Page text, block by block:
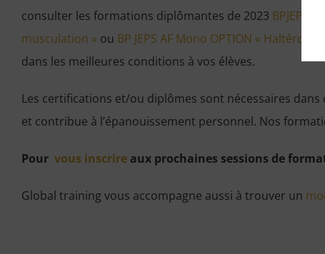
consulter les formations diplômantes de 2023 BPJEPS
musculation » ou BP JEPS AF Mono OPTION «
dans les meilleures conditions à vos élèves.
Les certifications et/ou diplômes sont nécessaires
et contribue à l’épanouissement personnel. Nos
Pour vous inscrire aux prochaines sessions de
Global training vous accompagne aussi à trouver un